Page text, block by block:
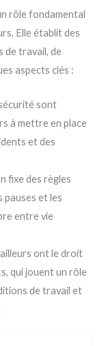
rôle fondamental
Elle établit des
de travail, de
aspects clés :
sont
à mettre en place
et des
fixe des règles
pauses et les
entre vie
ont le droit
qui jouent un rôle
de travail et